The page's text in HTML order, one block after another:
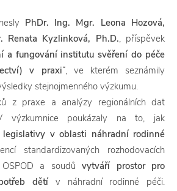
PhDr. Ing. Mgr. Leona Hozová,
Renata Kyzlinková, Ph.D., příspěvek
a fungování institutu svěření do péče
v praxi“, ve kterém seznámily
stejnojmenného výzkumu.
z praxe a analýzy regionálních dat
výzkumnice poukázaly na to, jak
legislativy v oblasti náhradní rodinné
standardizovaných rozhodovacích
a soudů vytváří prostor pro
dětí v náhradní rodinné péči.